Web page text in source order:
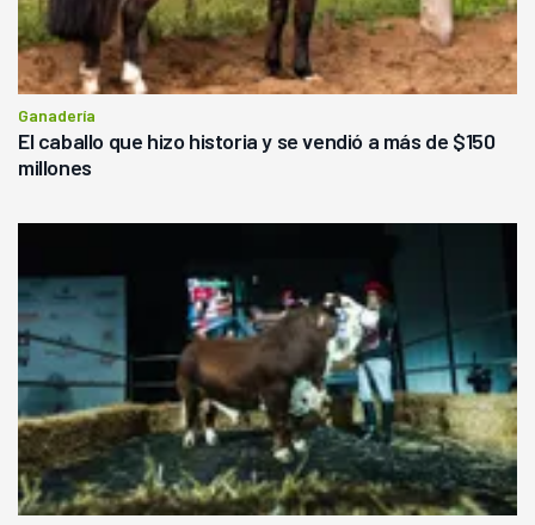
Ganadería
El caballo que hizo historia y se vendió a más de $150
millones